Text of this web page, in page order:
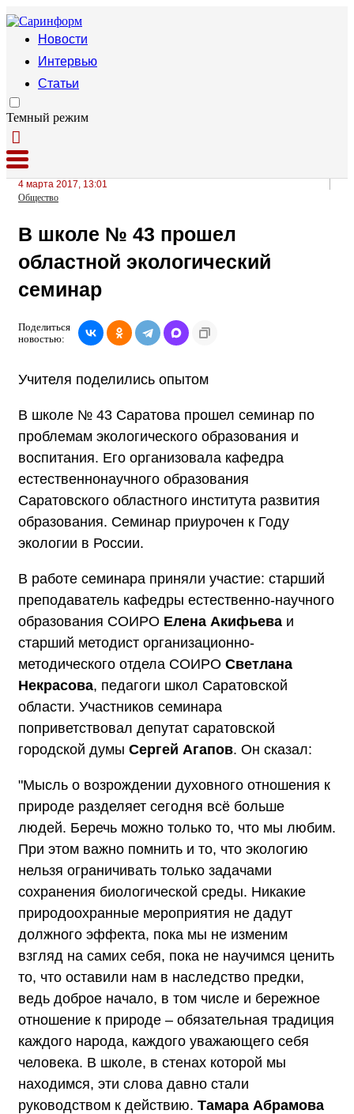
Новости
Интервью
Статьи
Темный режим
4 марта 2017, 13:01
Общество
В школе № 43 прошел
областной экологический
семинар
Поделиться
новостью:
Учителя поделились опытом
В школе № 43 Саратова прошел семинар по
проблемам экологического образования и
воспитания. Его организовала кафедра
естественнонаучного образования
Саратовского областного института развития
образования. Семинар приурочен к Году
экологии в России.
В работе семинара приняли участие: старший
преподаватель кафедры естественно-научного
образования СОИРО Елена Акифьева и
старший методист организационно-
методического отдела СОИРО Светлана
Некрасова, педагоги школ Саратовской
области. Участников семинара
поприветствовал депутат саратовской
городской думы Сергей Агапов. Он сказал:
"Мысль о возрождении духовного отношения к
природе разделяет сегодня всё больше
людей. Беречь можно только то, что мы любим.
При этом важно помнить и то, что экологию
нельзя ограничивать только задачами
сохранения биологической среды. Никакие
природоохранные мероприятия не дадут
должного эффекта, пока мы не изменим
взгляд на самих себя, пока не научимся ценить
то, что оставили нам в наследство предки,
ведь доброе начало, в том числе и бережное
отношение к природе – обязательная традиция
каждого народа, каждого уважающего себя
человека. В школе, в стенах которой мы
находимся, эти слова давно стали
руководством к действию. Тамара Абрамова